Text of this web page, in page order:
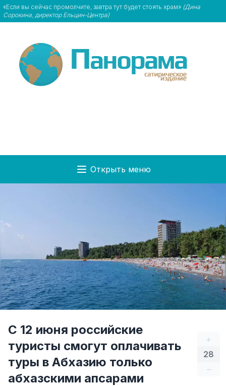
«Если вы сейчас промолчите, завтра тут будет стоять храм» (Дина
Сорокина, директор Ельцин-Центра)
Открыть меню
+
28
–
С 12 июня российские
туристы смогут оплачивать
туры в Абхазию только
абхазскими апсарами